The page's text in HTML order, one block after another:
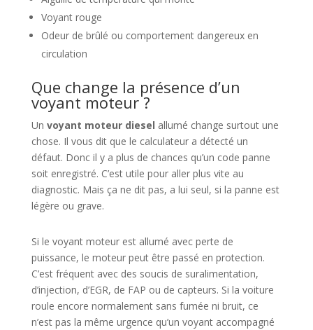
Voyant rouge
Odeur de brûlé ou comportement dangereux en
circulation
Que change la présence d’un
voyant moteur ?
Un voyant moteur diesel allumé change surtout une
chose. Il vous dit que le calculateur a détecté un
défaut. Donc il y a plus de chances qu’un code panne
soit enregistré. C’est utile pour aller plus vite au
diagnostic. Mais ça ne dit pas, a lui seul, si la panne est
légère ou grave.
Si le voyant moteur est allumé avec perte de
puissance, le moteur peut être passé en protection.
C’est fréquent avec des soucis de suralimentation,
d’injection, d’EGR, de FAP ou de capteurs. Si la voiture
roule encore normalement sans fumée ni bruit, ce
n’est pas la même urgence qu’un voyant accompagné